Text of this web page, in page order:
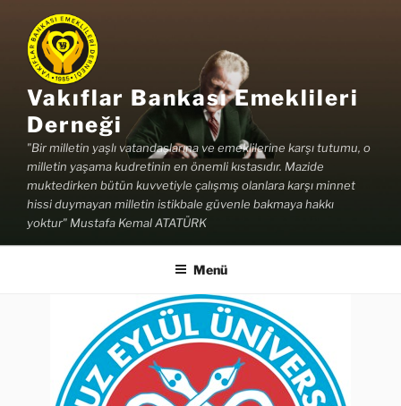
Vakıflar Bankası Emeklileri
Derneği
"Bir milletin yaşlı vatandaşlarına ve emeklilerine karşı tutumu, o
milletin yaşama kudretinin en önemli kıstasıdır. Mazide
muktedirken bütün kuvvetiyle çalışmış olanlara karşı minnet
hissi duymayan milletin istikbale güvenle bakmaya hakkı
yoktur" Mustafa Kemal ATATÜRK
Menü